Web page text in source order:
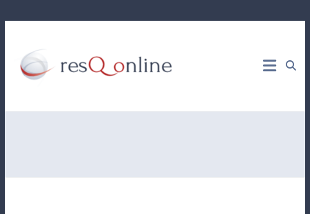
resQ
Development
& Online